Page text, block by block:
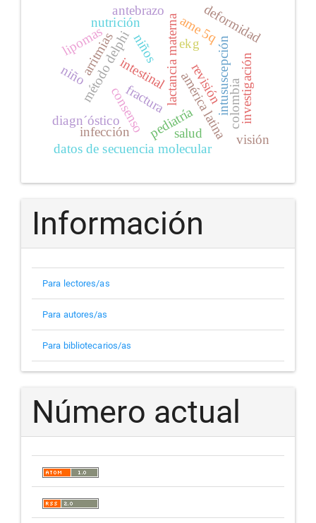
método delphi
consenso
lactancia materna
nutrición
ekg
niños
arritmias
diagn´óstico américa latina
ame 5q
intususcepción
intestinal
pediatría
fractura
deformidad
antebrazo
niño
lipomas
datos de secuencia molecular
revisióncolombiainvestigación
salud visión
infección
Información
Para lectores/as
Para autores/as
Para bibliotecarios/as
Número actual